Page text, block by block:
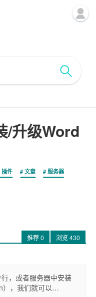
/升级Word
插件 文章 服务器
推荐0 浏览430
，或者服务器中安装
），我们就可以…